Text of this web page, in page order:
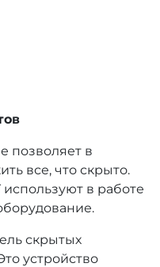
позволяет в
все, что скрыто.
в работе
скрытых
устройство